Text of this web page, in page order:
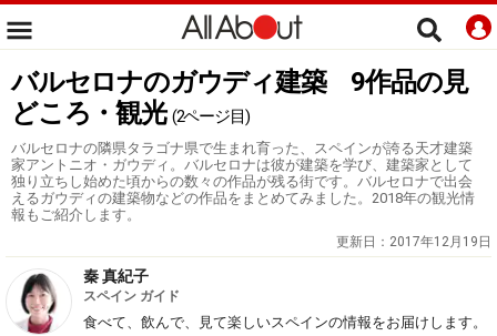
バルセロナのガウディ建築 9作品の見
どころ・観光 (2ページ目)
バルセロナの隣県タラゴナ県で生まれ育った、スペインが誇る天才建築
家アントニオ・ガウディ。バルセロナは彼が建築を学び、建築家として
独り立ちし始めた頃からの数々の作品が残る街です。バルセロナで出会
えるガウディの建築物などの作品をまとめてみました。2018年の観光情
報もご紹介します。
更新日： 2017年12月19日
秦 真紀子
スペイン ガイド
食べて、飲んで、見て楽しいスペインの情報をお届けします。